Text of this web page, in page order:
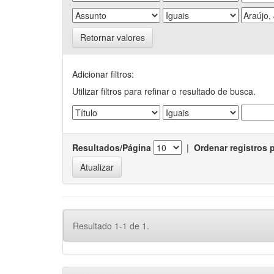
Retornar valores
Adicionar filtros:
Utilizar filtros para refinar o resultado de busca.
Resultados/Página | Ordenar registros
Resultado 1-1 de 1.